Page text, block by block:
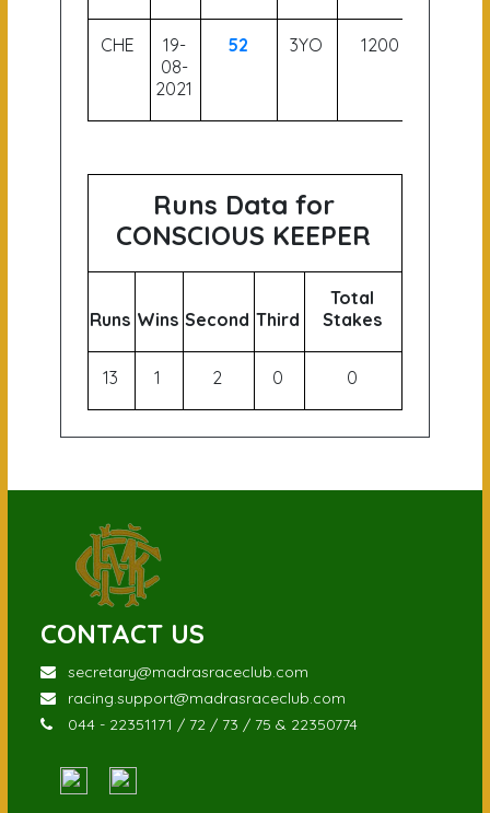
CHE
19-
08-
2021
52 3YO 1200
Runs Data for
CONSCIOUS KEEPER
Runs Wins Second Third
Total
Stakes
13 1 2 0 0
CONTACT US
secretary@madrasraceclub.com
racing.support@madrasraceclub.com
044 - 22351171 / 72 / 73 / 75 & 22350774